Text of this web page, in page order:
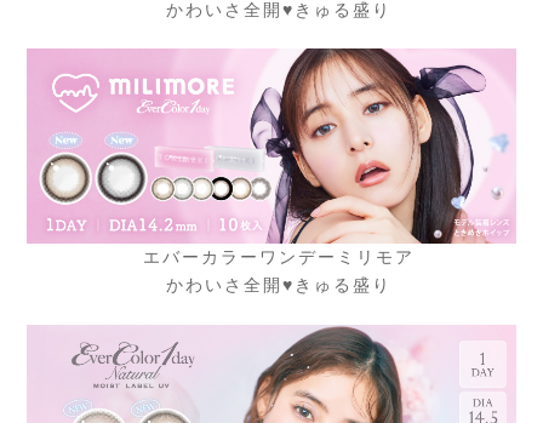
かわいさ全開♥きゅる盛り
エバーカラーワンデーミリモア
かわいさ全開♥きゅる盛り